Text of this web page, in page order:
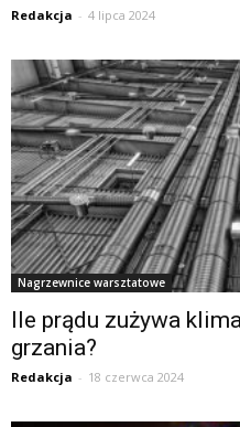
Redakcja - 4 lipca 2024
Nagrzewnice warsztatowe
Ile prądu zużywa
grzania?
Redakcja - 18 czerwca 2024